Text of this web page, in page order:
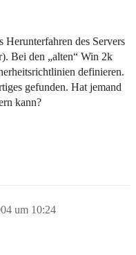
Herunterfahren des Servers
Bei den „alten“ Win 2k
definieren.
gefunden. Hat jemand
kann?
um 10:24